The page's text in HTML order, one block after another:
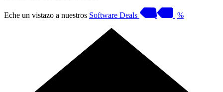
Eche un vistazo a nuestros Software Deals %